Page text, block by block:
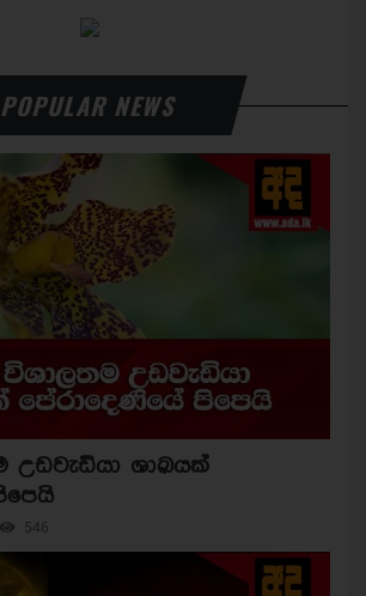
POPULAR NEWS
උඩවැඩියා ශාඛයක්
546